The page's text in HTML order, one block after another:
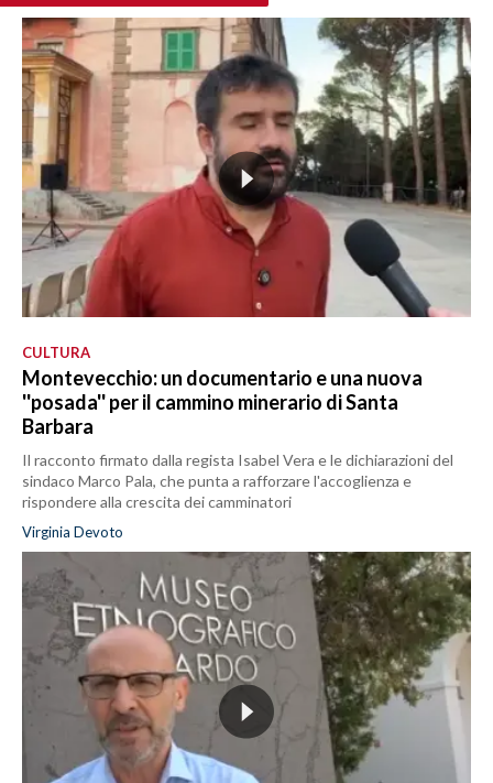
CULTURA
Montevecchio: un documentario e una nuova
''posada'' per il cammino minerario di Santa
Barbara
Il racconto firmato dalla regista Isabel Vera e le dichiarazioni del
sindaco Marco Pala, che punta a rafforzare l'accoglienza e
rispondere alla crescita dei camminatori
Virginia Devoto